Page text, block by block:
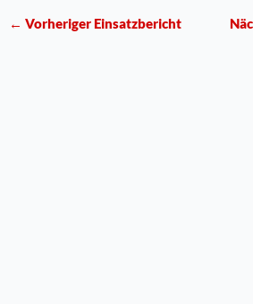
← Vorheriger Einsatzbericht